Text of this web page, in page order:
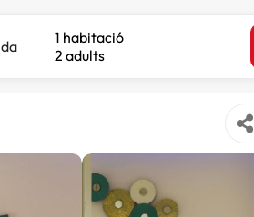
1 habitació
2 adults